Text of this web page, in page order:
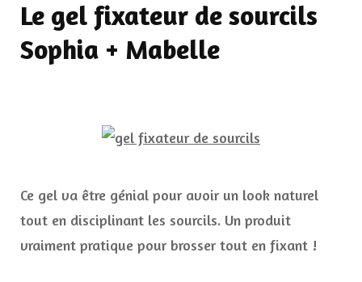
Le gel fixateur de sourcils
Sophia + Mabelle
Ce gel va être génial pour avoir un look naturel
tout en disciplinant les sourcils. Un produit
vraiment pratique pour brosser tout en fixant !